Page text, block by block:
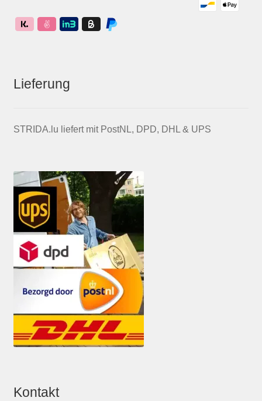
Lieferung
STRIDA.lu liefert mit PostNL, DPD, DHL & UPS
Kontakt